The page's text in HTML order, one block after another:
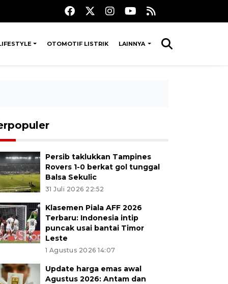
OTOMOTIF LISTRIK LAINNYA
Persib taklukkan Tampines
Rovers 1-0 berkat gol tunggal
Balsa Sekulic
31 Juli 2026 22:52
Klasemen Piala AFF 2026
Terbaru: Indonesia intip
puncak usai bantai Timor
Leste
1 Agustus 2026 14:07
Update harga emas awal
Agustus 2026: Antam dan